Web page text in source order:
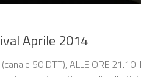
Aprile 2014
50 DTT), ALLE ORE